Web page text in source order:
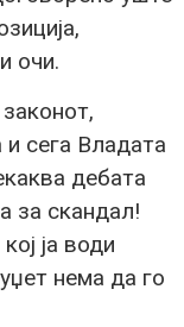
очи.
сега Владата
дебата
за скандал!
ја води
нема да го